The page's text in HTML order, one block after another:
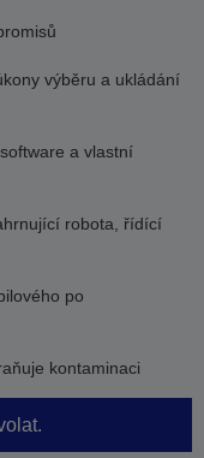
výběru a ukládání
a vlastní
robota, řídící
po
kontaminaci